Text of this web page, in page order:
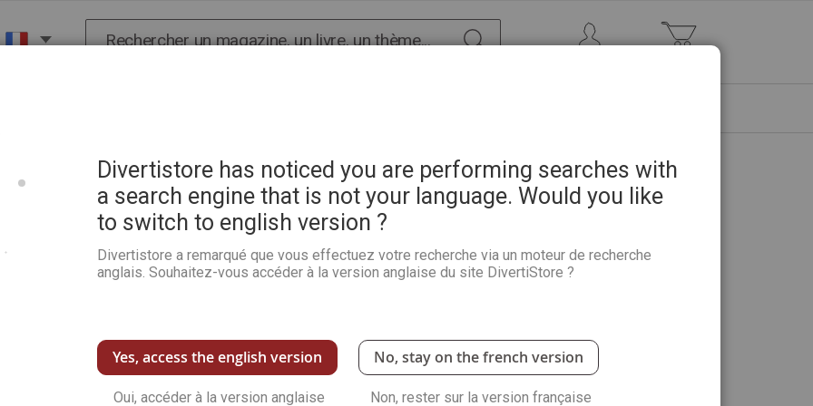
Guide Pratique Numérique
Dessiner un oiseau aux crayons de couleur - Guide
Pratique Numérique
Soyez le premier à commenter ce produit
technique par un copiste...
Voir plus de détails
Divertistore has noticed you are performing searches with
a search engine that is not your language. Would you like
to switch to english version ?
Divertistore a remarqué que vous effectuez votre recherche via un moteur de recherche
anglais. Souhaitez-vous accéder à la version anglaise du site DivertiStore ?
Yes, access the english version
Oui, accéder à la version anglaise
No, stay on the french version
Non, rester sur la version française